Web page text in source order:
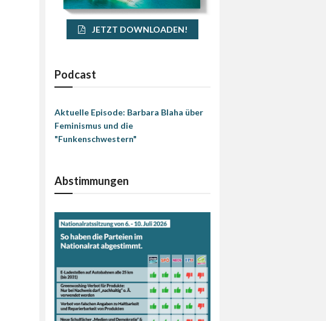
JETZT DOWNLOADEN!
Podcast
Aktuelle Episode: Barbara Blaha über
Feminismus und die
"Funkenschwestern"
Abstimmungen